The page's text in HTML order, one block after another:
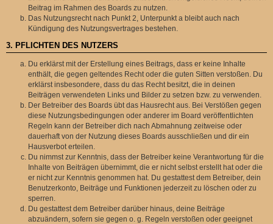
Beitrag im Rahmen des Boards zu nutzen.
Das Nutzungsrecht nach Punkt 2, Unterpunkt a bleibt auch nach
Kündigung des Nutzungsvertrages bestehen.
3. PFLICHTEN DES NUTZERS
Du erklärst mit der Erstellung eines Beitrags, dass er keine Inhalte
enthält, die gegen geltendes Recht oder die guten Sitten verstoßen. Du
erklärst insbesondere, dass du das Recht besitzt, die in deinen
Beiträgen verwendeten Links und Bilder zu setzen bzw. zu verwenden.
Der Betreiber des Boards übt das Hausrecht aus. Bei Verstößen gegen
diese Nutzungsbedingungen oder anderer im Board veröffentlichten
Regeln kann der Betreiber dich nach Abmahnung zeitweise oder
dauerhaft von der Nutzung dieses Boards ausschließen und dir ein
Hausverbot erteilen.
Du nimmst zur Kenntnis, dass der Betreiber keine Verantwortung für die
Inhalte von Beiträgen übernimmt, die er nicht selbst erstellt hat oder die
er nicht zur Kenntnis genommen hat. Du gestattest dem Betreiber, dein
Benutzerkonto, Beiträge und Funktionen jederzeit zu löschen oder zu
sperren.
Du gestattest dem Betreiber darüber hinaus, deine Beiträge
abzuändern, sofern sie gegen o. g. Regeln verstoßen oder geeignet